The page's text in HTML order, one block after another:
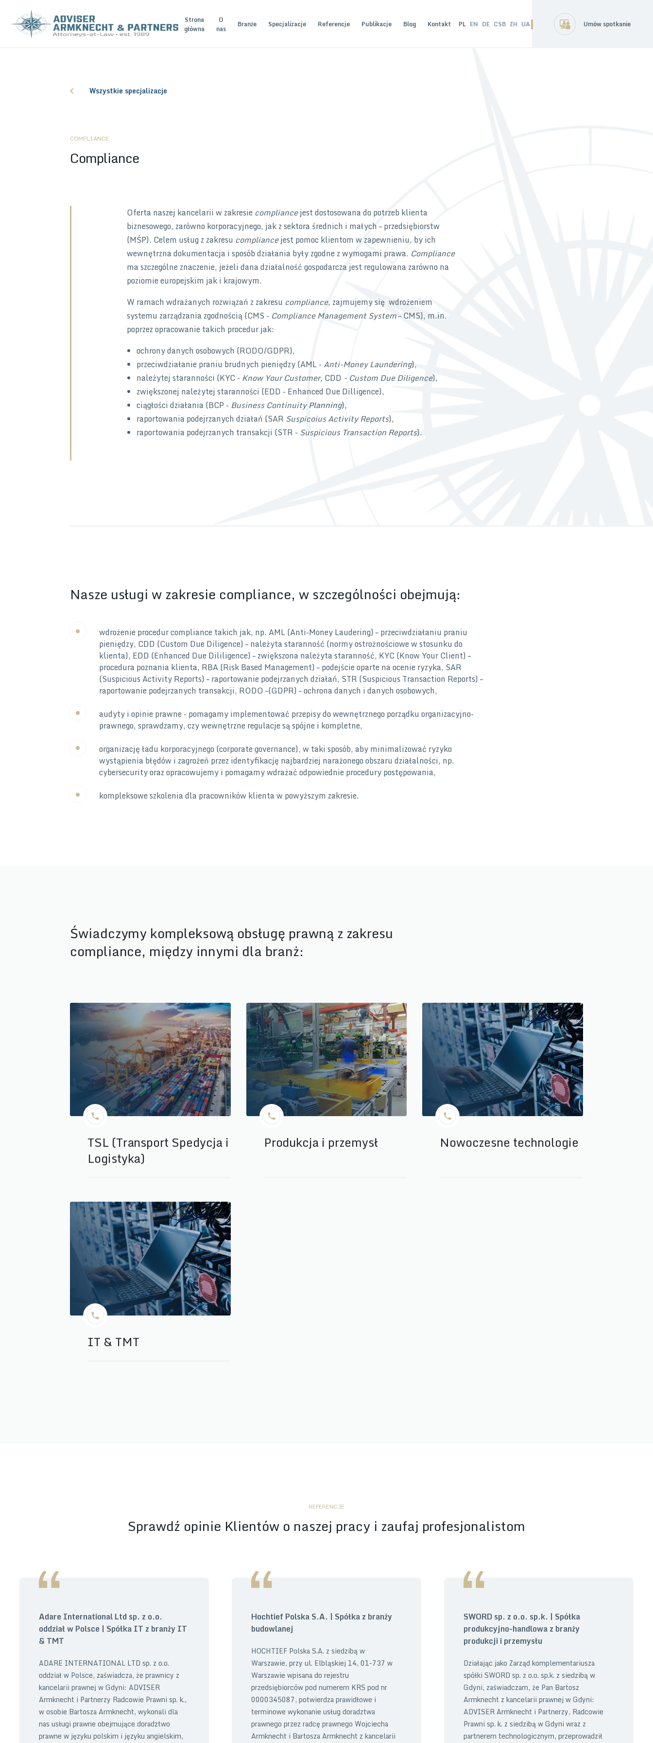
Strona
główna
O
nas
Branże Specjalizacje Referencje Publikacje Blog Kontakt PL EN DE CSB ZH UA Umów spotkanie
Wszystkie specjalizacje
COMPLIANCE
Compliance
Oferta naszej kancelarii w zakresiecompliancejest dostosowana do potrzeb klienta
biznesowego, zarówno korporacyjnego, jak z sektora średnich i małych – przedsiębiorstw
(MŚP). Celem usług z zakresu compliancejest pomoc klientom w zapewnieniu, by ich
wewnętrzna dokumentacja i sposób działania były zgodne z wymogami prawa. Compliance
ma szczególne znaczenie, jeżeli dana działalność gospodarcza jest regulowana zarówno na
poziomie europejskim jak i krajowym.
W ramach wdrażanych rozwiązań z zakresu compliance, zajmujemy się wdrożeniem
systemu zarządzania zgodnością (CMS - Compliance Management System– CMS), m.in.
poprzez opracowanie takich procedur jak:
ochrony danych osobowych (RODO/GDPR),
przeciwdziałanie praniu brudnych pieniędzy (AML - Anti-Money Laundering),
należytej staranności (KYC - Know Your Customer, CDD - Custom Due Diligence),
zwiększonej należytej staranności (EDD - Enhanced Due Dilligence),
ciągłości działania (BCP - Business Continuity Planning),
raportowania podejrzanych działań (SAR Suspicoius Activity Reports),
raportowania podejrzanych transakcji (STR - Suspicious Transaction Reports).
Nasze usługi w zakresie compliance, w szczególności obejmują:
wdrożenie procedur compliance takich jak, np. AML (Anti-Money Laudering) – przeciwdziałaniu praniu
pieniędzy, CDD (Custom Due Diligence) – należyta staranność (normy ostrożnościowe w stosunku do
klienta), EDD (Enhanced Due Dililigence) – zwiększona należyta staranność, KYC (Know Your Client) –
procedura poznania klienta, RBA (Risk Based Management) – podejście oparte na ocenie ryzyka, SAR
(Suspicious Activity Reports) – raportowanie podejrzanych działań, STR (Suspicious Transaction Reports) –
raportowanie podejrzanych transakcji, RODO –(GDPR) – ochrona danych i danych osobowych,
audyty i opinie prawne - pomagamy implementować przepisy do wewnętrznego porządku organizacyjno-
prawnego, sprawdzamy, czy wewnętrzne regulacje są spójne i kompletne,
organizację ładu korporacyjnego (corporate governance), w taki sposób, aby minimalizować ryzyko
wystąpienia błędów i zagrożeń przez identyfikację najbardziej narażonego obszaru działalności, np.
cybersecurity oraz opracowujemy i pomagamy wdrażać odpowiednie procedury postępowania,
kompleksowe szkolenia dla pracowników klienta w powyższym zakresie.
Świadczymy kompleksową obsługę prawną z zakresu
compliance, między innymi dla branż:
TSL (Transport Spedycja i
Logistyka)
Produkcja i przemysł Nowoczesne technologie
IT & TMT
REFERENCJE
Sprawdź opinie Klientów o naszej pracy i zaufaj profesjonalistom
Adare International Ltd sp. z o.o.
oddział w Polsce | Spółka IT z branży IT
& TMT
ADARE INTERNATIONAL LTD sp. z o.o.
oddział w Polsce, zaświadcza, że prawnicy z
kancelarii prawnej w Gdyni: ADVISER
Armknecht i Partnerzy Radcowie Prawni sp. k.,
w osobie Bartosza Armknecht, wykonali dla
nas usługi prawne obejmujące doradztwo
prawne w języku polskim i języku angielskim,
Hochtief Polska S.A. | Spółka z branży
budowlanej
HOCHTIEF Polska S.A. z siedzibą w
Warszawie, przy ul. Elbląskiej 14, 01-737 w
Warszawie wpisana do rejestru
przedsiębiorców pod numerem KRS pod nr
0000345087, potwierdza prawidłowe i
terminowe wykonanie usług doradztwa
prawnego przez radcę prawnego Wojciecha
Armknecht i Bartosza Armknecht z kancelarii
SWORD sp. z o.o. sp.k. | Spółka
produkcyjno-handlowa z branży
produkcji i przemysłu
Działając jako Zarząd komplementariusza
spółki SWORD sp. z o.o. sp.k. z siedzibą w
Gdyni, zaświadczam, że Pan Bartosz
Armknecht z kancelarii prawnej w Gdyni:
ADVISER Armknecht i Partnerzy, Radcowie
Prawni sp. k. z siedzibą w Gdyni wraz z
partnerem technologicznym, przeprowadził